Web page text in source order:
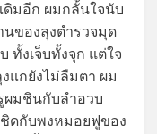
ดิมอีก ผมกลั้นใจนับ
นของลุงตำรวจมุด
ทั้งเจ็บทั้งจุก แต่ใจ
แกยังไม่ลืมตา ผม
ผมชินกับลำอวบ
ดกับพงหมอยฟูของ